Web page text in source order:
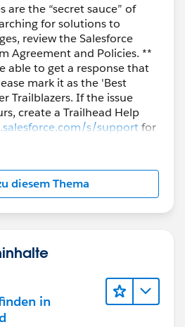
are the “secret sauce” of
for solutions to
review the Salesforce
Agreement and Policies. **
able to get a response that
mark it as the 'Best
Trailblazers. If the issue
create a Trailhead Help
s/supportfor
diesem Thema
in